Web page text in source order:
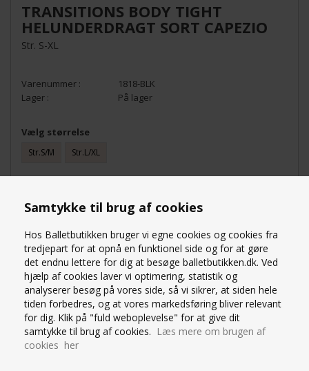
Samtykke til brug af cookies
Hos Balletbutikken bruger vi egne cookies og cookies fra
tredjepart for at opnå en funktionel side og for at gøre
det endnu lettere for dig at besøge balletbutikken.dk. Ved
hjælp af cookies laver vi optimering, statistik og
analyserer besøg på vores side, så vi sikrer, at siden hele
tiden forbedres, og at vores markedsføring bliver relevant
for dig. Klik på "fuld weboplevelse" for at give dit
samtykke til brug af cookies. Læs mere om brugen af
cookies her
TRANSITIONS BODY TIGHT
HELUNDERDRAGT SORT CAPEZIO
Str. S-XL
1818-BLK
På lager
Vælg størrelse
Str.S/M Str.L/XL
STØRRELSESGUIDE
ANTAL